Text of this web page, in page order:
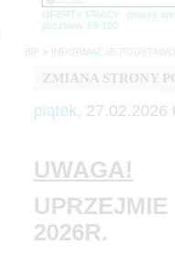
OFERTY PRACY -proszę
pocztowy 69-100
BIP » INFORMACJE
ZMIANA STRONY
piątek, 27.02.2026
UWAGA!
2026R.